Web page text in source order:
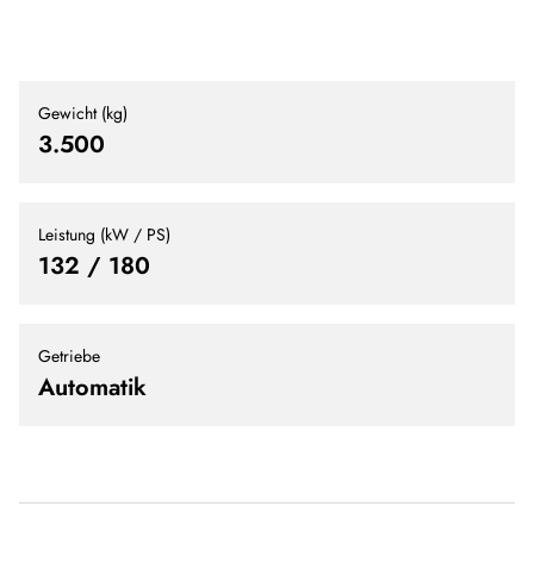
Gewicht (kg)
3.500
Leistung (kW / PS)
132 / 180
Getriebe
Automatik